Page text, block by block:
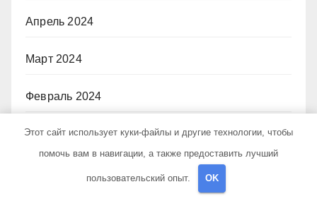
Апрель 2024
Март 2024
Февраль 2024
Январь 2024
Этот сайт использует куки-файлы и другие технологии, чтобы
помочь вам в навигации, а также предоставить лучший
пользовательский опыт. OK